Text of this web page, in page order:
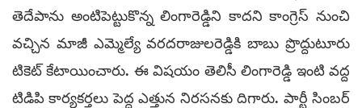
తెదేపాను అంటిపెట్టుకొన్న లింగారెడ్డిని కాదని కాంగ్రెస్ నుంచి
వచ్చిన మాజీ ఎమ్మెల్యే వరదరాజులరెడ్డికి బాబు ప్రొద్దుటూరు
టికెట్ కేటాయించారు. ఈ విషయం తెలిసీ లింగారెడ్డి ఇంటి వద్ద
టిడిపి కార్యకర్తలు పెద్ద ఎత్తున నిరసనకు దిగారు. పార్టీ సింబర్‌